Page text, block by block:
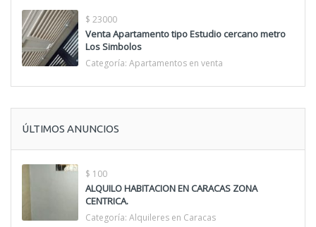
$ 23000
Venta Apartamento tipo Estudio cercano metro
Los Simbolos
Categoría: Apartamentos en venta
ÚLTIMOS ANUNCIOS
$ 100
ALQUILO HABITACION EN CARACAS ZONA
CENTRICA.
Categoría: Alquileres en Caracas